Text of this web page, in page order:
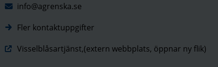
info@agrenska.se
Fler kontaktuppgifter
Visselblåsartjänst,(extern webbplats, öppnar ny flik)